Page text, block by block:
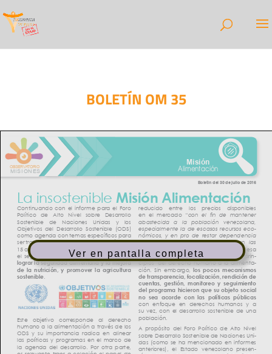
BOLETÍN OM 35
Ver en pantalla completa